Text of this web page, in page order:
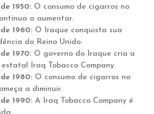
1950: O consumo de cigarros no
a aumentar.
1960: O Iraque conquista sua
do Reino Unido.
1970: O governo do Iraque cria a
estatal Iraq Tobacco Company.
1980: O consumo de cigarros no
a diminuir.
1990: A Iraq Tobacco Company é